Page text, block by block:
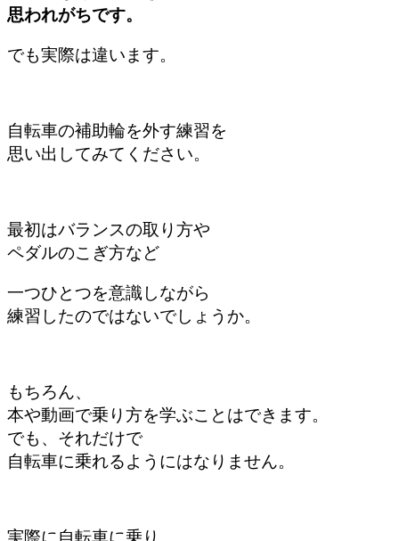
思われがちです。
でも実際は違います。
自転車の補助輪を外す練習を
思い出してみてください。
最初はバランスの取り方や
ペダルのこぎ方など
一つひとつを意識しながら
練習したのではないでしょうか。
もちろん、
本や動画で乗り方を学ぶことはできます。
でも、それだけで
自転車に乗れるようにはなりません。